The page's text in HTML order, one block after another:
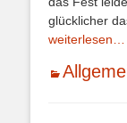
glücklicher
weiterlesen…